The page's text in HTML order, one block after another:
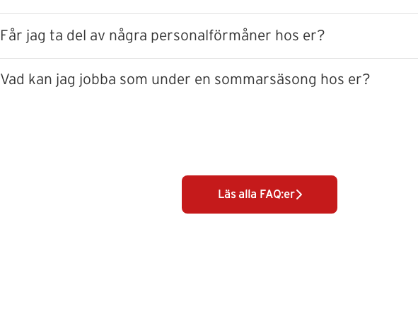
Får jag ta del av några personalförmåner hos er?
Vad kan jag jobba som under en sommarsäsong hos er?
Läs alla FAQ:er